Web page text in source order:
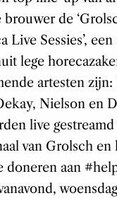
brouwer de
Live Sessies’, een
lege
artesten
Nielson en
live gestreamd
van Grolsch
doneren aan